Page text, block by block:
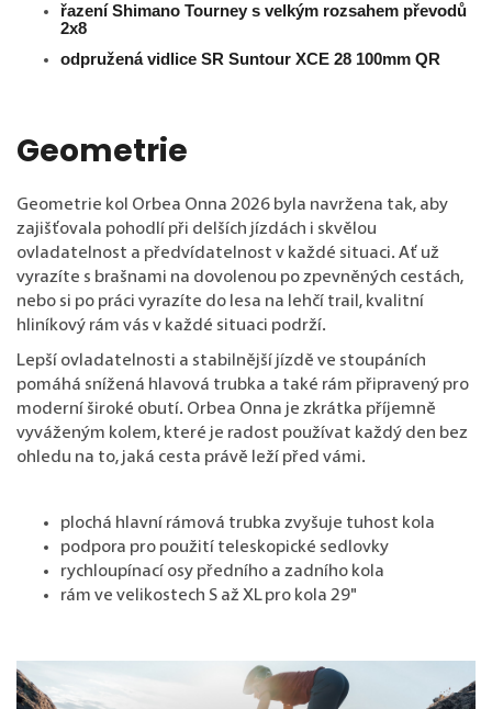
řazení Shimano Tourney s velkým rozsahem převodů
2x8
odpružená vidlice SR Suntour XCE 28 100mm QR
Geometrie
Geometrie kol Orbea Onna 2026 byla navržena tak, aby
zajišťovala pohodlí při delších jízdách i skvělou
ovladatelnost a předvídatelnost v každé situaci. Ať už
vyrazíte s brašnami na dovolenou po zpevněných cestách,
nebo si po práci vyrazíte do lesa na lehčí trail, kvalitní
hliníkový rám vás v každé situaci podrží.
Lepší ovladatelnosti a stabilnější jízdě ve stoupáních
pomáhá snížená hlavová trubka a také rám připravený pro
moderní široké obutí. Orbea Onna je zkrátka příjemně
vyváženým kolem, které je radost používat každý den bez
ohledu na to, jaká cesta právě leží před vámi.
plochá hlavní rámová trubka zvyšuje tuhost kola
podpora pro použití teleskopické sedlovky
rychloupínací osy předního a zadního kola
rám ve velikostech S až XL pro kola 29"